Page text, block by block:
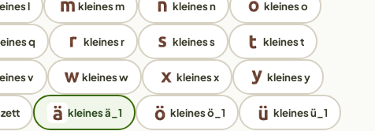
l kleines m kleines n kleines o
q kleines r kleines s kleines t
v kleines w kleines x kleines y
kleines ä_1 kleines ö_1 kleines ü_1